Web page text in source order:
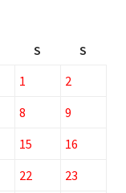
S
S
1
2
8
9
15
16
22
23